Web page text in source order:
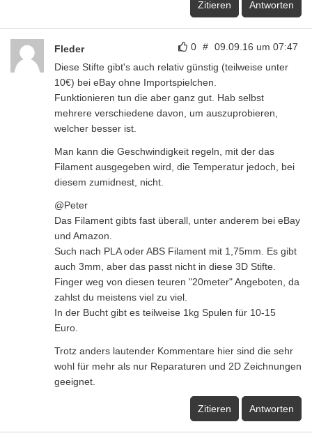
Zitieren Antworten
0 # 09.09.16 um 07:47
Fleder
Diese Stifte gibt's auch relativ günstig (teilweise unter
10€) bei eBay ohne Importspielchen.
Funktionieren tun die aber ganz gut. Hab selbst
mehrere verschiedene davon, um auszuprobieren,
welcher besser ist.
Man kann die Geschwindigkeit regeln, mit der das
Filament ausgegeben wird, die Temperatur jedoch, bei
diesem zumidnest, nicht.
@Peter
Das Filament gibts fast überall, unter anderem bei eBay
und Amazon.
Such nach PLA oder ABS Filament mit 1,75mm. Es gibt
auch 3mm, aber das passt nicht in diese 3D Stifte.
Finger weg von diesen teuren "20meter" Angeboten, da
zahlst du meistens viel zu viel.
In der Bucht gibt es teilweise 1kg Spulen für 10-15
Euro.
Trotz anders lautender Kommentare hier sind die sehr
wohl für mehr als nur Reparaturen und 2D Zeichnungen
geeignet.
Zitieren Antworten